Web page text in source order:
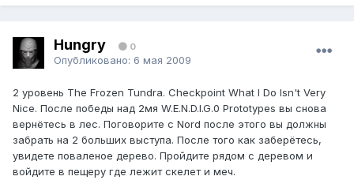
Hungry 0
Опубликовано: 6 мая 2009
2 уровень The Frozen Tundra. Checkpoint What I Do Isn't Very
Nice. После победы над 2мя W.E.N.D.I.G.0 Prototypes вы снова
вернётесь в лес. Поговорите с Nord после этого вы должны
забрать на 2 больших выступа. После того как заберётесь,
увидете поваленое дерево. Пройдите рядом с деревом и
войдите в пещеру где лежит скелет и меч.